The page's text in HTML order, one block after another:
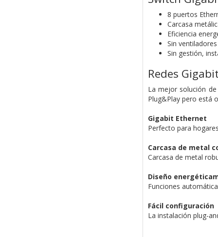
8 puertos
Carcasa
Eficiencia
Sin ventiladores
Sin gestión,
Redes
La mejor solución
Plug&Play pero está
Gigabit Ethernet
Perfecto para
Carcasa de metal
Carcasa de metal
Diseño
Funciones
Fácil configuración
La instalación plug-